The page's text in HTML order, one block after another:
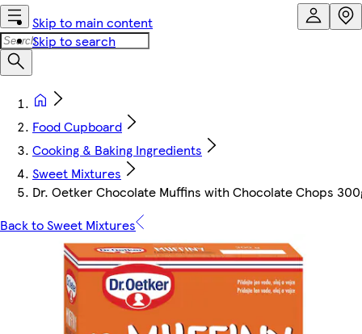
Skip to main content
Skip to search
Food Cupboard
Cooking & Baking Ingredients
Sweet Mixtures
Dr. Oetker Chocolate Muffins with Chocolate Chops
Back to Sweet Mixtures